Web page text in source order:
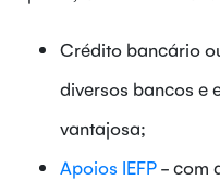
Crédito bancário
diversos bancos e
vantajosa;
Apoios IEFP- com